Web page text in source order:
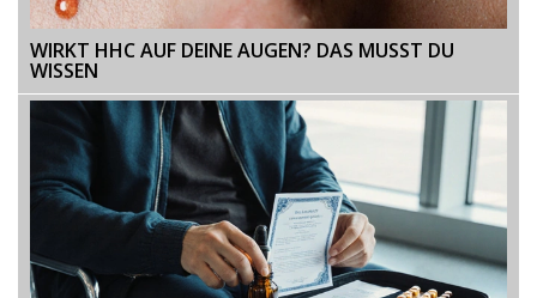
WIRKT HHC AUF DEINE AUGEN? DAS MUSST DU
WISSEN